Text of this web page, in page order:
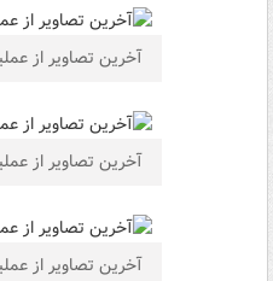
آخرین تصاویر از
آخرین تصاویر از
آخرین تصاویر از